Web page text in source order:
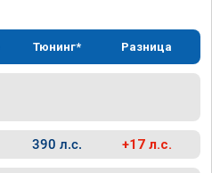
Тюнинг* Разница
390 л.с. +17 л.с.